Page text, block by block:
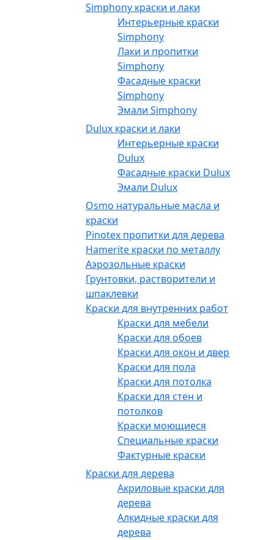
Simphony краски и лаки
Интерьерные краски
Simphony
Лаки и пропитки
Simphony
Фасадные краски
Simphony
Эмали Simphony
Dulux краски и лаки
Интерьерные краски
Dulux
Фасадные краски Dulux
Эмали Dulux
Osmo натуральные масла и
краски
Pinotex пропитки для дерева
Hamerite краски по металлу
Аэрозольные краски
Грунтовки, растворители и
шпаклевки
Краски для внутренних работ
Краски для мебели
Краски для обоев
Краски для окон и дверей
Краски для пола
Краски для потолка
Краски для стен и
потолков
Краски моющиеся
Специальные краски
Фактурные краски
Краски для дерева
Акриловые краски для
дерева
Алкидные краски для
дерева